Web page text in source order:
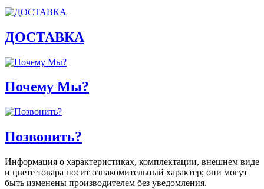
ДОСТАВКА
Почему Мы?
Позвонить?
Информация о характеристиках, комплектации, внешнем виде
и цвете товара носит ознакомительный характер; они могут
быть изменены производителем без уведомления.